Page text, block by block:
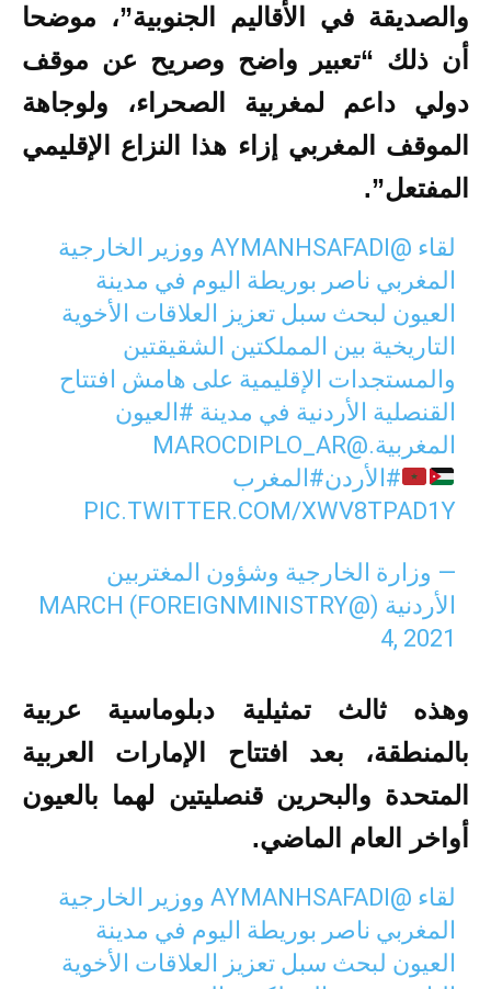
والصديقة في الأقاليم الجنوبية”، موضحا
أن ذلك “تعبير واضح وصريح عن موقف
دولي داعم لمغربية الصحراء، ولوجاهة
الموقف المغربي إزاء هذا النزاع الإقليمي
المفتعل”.
لقاء @AYMANHSAFADI
ووزير الخارجية
المغربي ناصر بوريطة اليوم في مدينة
العيون لبحث سبل تعزيز العلاقات الأخوية
التاريخية بين المملكتين الشقيقتين
والمستجدات الإقليمية على هامش افتتاح
القنصلية الأردنية في مدينة #العيون
المغربية.@MAROCDIPLO_AR
#الأردن#المغرب
PIC.TWITTER.COM/XWV8TPAD1Y
— وزارة الخارجية وشؤون المغتربين
الأردنية (@FOREIGNMINISTRY)
MARCH
4, 2021
وهذه ثالث تمثيلية دبلوماسية عربية
بالمنطقة، بعد افتتاح الإمارات العربية
المتحدة والبحرين قنصليتين لهما بالعيون
أواخر العام الماضي.
لقاء @AYMANHSAFADI
ووزير الخارجية
المغربي ناصر بوريطة اليوم في مدينة
العيون لبحث سبل تعزيز العلاقات الأخوية